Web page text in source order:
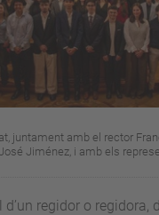
juntament amb el rector
Jiménez, i amb els
regidor o regidora,